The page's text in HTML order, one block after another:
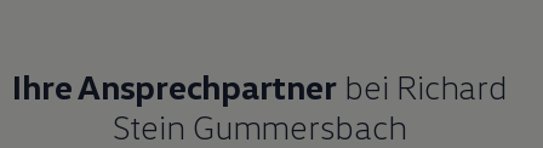
Ihre Ansprechpartnerbei Richard
Stein Gummersbach